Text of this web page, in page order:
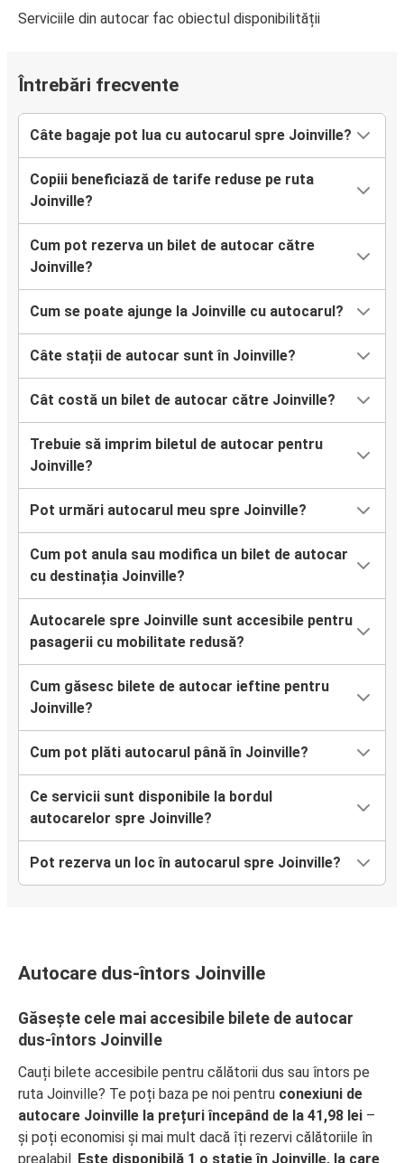
Serviciile din autocar fac obiectul disponibilității
Întrebări frecvente
Câte bagaje pot lua cu autocarul spre Joinville?
Copiii beneficiază de tarife reduse pe ruta
Joinville?
Cum pot rezerva un bilet de autocar către
Joinville?
Cum se poate ajunge la Joinville cu autocarul?
Câte stații de autocar sunt în Joinville?
Cât costă un bilet de autocar către Joinville?
Trebuie să imprim biletul de autocar pentru
Joinville?
Pot urmări autocarul meu spre Joinville?
Cum pot anula sau modifica un bilet de autocar
cu destinația Joinville?
Autocarele spre Joinville sunt accesibile pentru
pasagerii cu mobilitate redusă?
Cum găsesc bilete de autocar ieftine pentru
Joinville?
Cum pot plăti autocarul până în Joinville?
Ce servicii sunt disponibile la bordul
autocarelor spre Joinville?
Pot rezerva un loc în autocarul spre Joinville?
Autocare dus-întors Joinville
Găsește cele mai accesibile bilete de autocar
dus-întors Joinville
Cauți bilete accesibile pentru călătorii dus sau întors pe
ruta Joinville? Te poți baza pe noi pentru conexiuni de
autocare Joinville la prețuri începând de la 41,98 lei –
și poți economisi și mai mult dacă îți rezervi călătoriile în
prealabil. Este disponibilă 1 o stație în Joinville, la care